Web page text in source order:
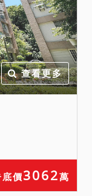
車位，惟
，義務人
不明，請
查看更多
價3062萬